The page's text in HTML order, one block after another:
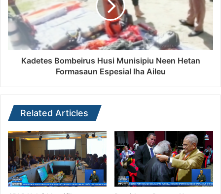
Kadetes Bombeirus Husi Munisipiu Neen Hetan
Formasaun Espesial Iha Aileu
Related Articles